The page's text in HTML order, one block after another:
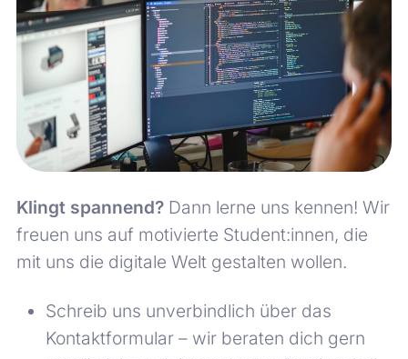
Klingt spannend? Dann lerne uns kennen! Wir
freuen uns auf motivierte Student:innen, die
mit uns die digitale Welt gestalten wollen.
Schreib uns unverbindlich über das
Kontaktformular – wir beraten dich gern